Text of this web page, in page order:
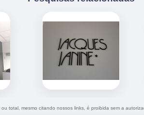
total, mesmo citando nossos links, é proibida sem a